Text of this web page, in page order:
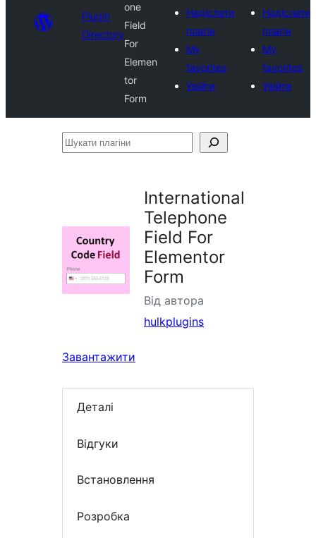
Plugin
Directory
one
Field
For
Elemen
tor
Form
Надіслати
плагін
My
favorites
Увійти
Надіслати
плагін
My
favorites
Увійти
Шукати
International
Telephone
Field For
Elementor
Form
Від автора
hulkplugins
Завантажити
Деталі
Відгуки
Встановлення
Розробка